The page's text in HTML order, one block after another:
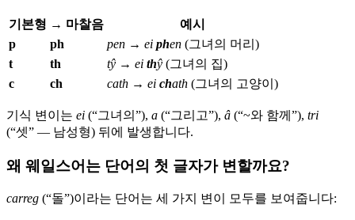
기본형 → 마찰음
예시
p
ph pen → ei phen (그녀의 머리)
t
th tŷ → ei thŷ (그녀의 집)
c
ch cath → ei chath (그녀의 고양이)
기식 변이는 ei (“그녀의”), a (“그리고”), â (“~와 함께”), tri
(“셋” — 남성형) 뒤에 발생합니다.
왜 웨일스어는 단어의 첫 글자가 변할까요?
carreg (“돌”)이라는 단어는 세 가지 변이 모두를 보여줍니다: